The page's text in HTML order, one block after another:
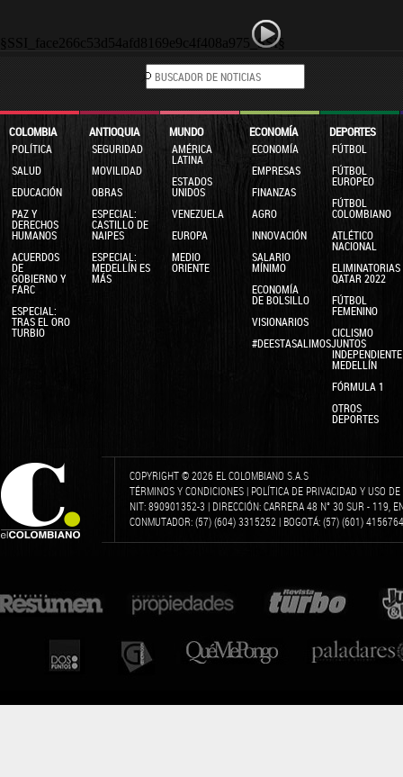
§SSI_face266c53d54afd8169e9c4f408a975_SSI§
COLOMBIA
POLÍTICA
SALUD
EDUCACIÓN
PAZ Y
DERECHOS
HUMANOS
ACUERDOS
DE
GOBIERNO Y
FARC
ESPECIAL:
TRAS EL ORO
TURBIO
ANTIOQUIA
SEGURIDAD
MOVILIDAD
OBRAS
ESPECIAL:
CASTILLO DE
NAIPES
ESPECIAL:
MEDELLÍN ES
MÁS
MUNDO
AMÉRICA
LATINA
ESTADOS
UNIDOS
VENEZUELA
EUROPA
MEDIO
ORIENTE
ECONOMÍA
ECONOMÍA
EMPRESAS
FINANZAS
AGRO
INNOVACIÓN
SALARIO
MÍNIMO
ECONOMÍA
DE BOLSILLO
VISIONARIOS
#DEESTASALIMOSJUNTOS
DEPORTES
FÚTBOL
FÚTBOL
EUROPEO
FÚTBOL
COLOMBIANO
ATLÉTICO
NACIONAL
ELIMINATORIAS
QATAR 2022
FÚTBOL
FEMENINO
CICLISMO
INDEPENDIENTE
MEDELLÍN
FÓRMULA 1
OTROS
DEPORTES
COPYRIGHT © 2026 EL COLOMBIANO S.A.S
TÉRMINOS Y CONDICIONES | POLÍTICA DE PRIVACIDAD Y USO
NIT: 890901352-3 | DIRECCIÓN: CARRERA 48 N° 30 SUR - 119,
CONMUTADOR: (57) (604) 3315252 | BOGOTÁ: (57) (601)